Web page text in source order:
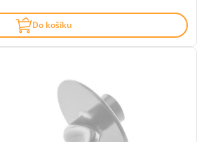
Do košíku